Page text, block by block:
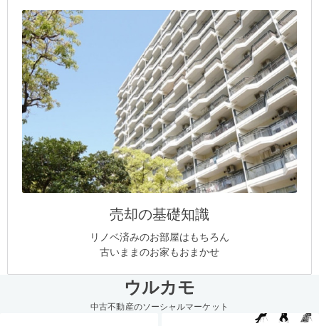
売却の基礎知識
リノベ済みのお部屋はもちろん
古いままのお家もおまかせ
ウルカモ
中古不動産のソーシャルマーケット